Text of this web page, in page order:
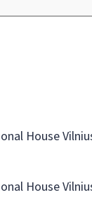
House
House